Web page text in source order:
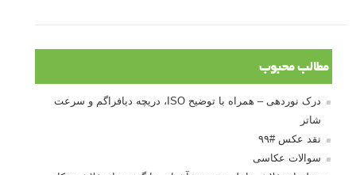
مطالب محبوب
درک نوردهی – همراه با توضیح ISO، دریچه دیافراگم و سرعت
شاتر
نقد عکس #۹۹
سوالات عکاسی